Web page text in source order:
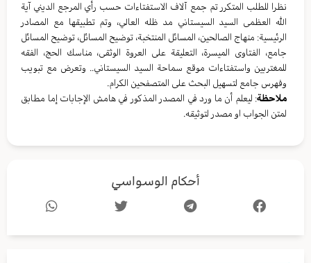
نظرا للطلب المتكرر تم جمع آلاف الاستفتاءات حسب رأي المرجع الديني آية
الله العظمى السيد السيستاني مد ظله العالي، وتم تطبيقها مع المصادر
الرئيسية: منهاج الصالحين، المسائل المنتخبة، توضيح المسائل، توضيح المسائل
جامع، الفتاوى الميسرة، التعليقة على العروة الوثقى، مناسك الحج، الفقه
للمغتربين واستفتاءات موقع سماحة السيد السيستاني.. وتعرض مع تبويب
وفهرس جامع لتسهيل البحث على المتصفحين الكرام.
ملاحظة: ليعلم أن ما ورد في المصدر المذكور في هامش الإجابات إما مطابق
لمتن الجواب او مصدر لتوثيقه.
أحكام الوسواسي